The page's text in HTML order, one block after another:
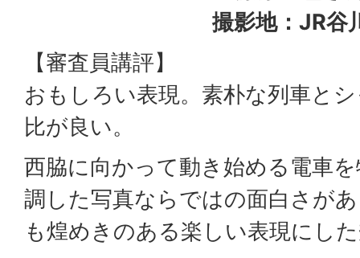
撮影地：JR谷
【審査員講評】
おもしろい表現。素朴な列車と
比が良い。
西脇に向かって動き始める電車
調した写真ならではの面白さが
も煌めきのある楽しい表現にし